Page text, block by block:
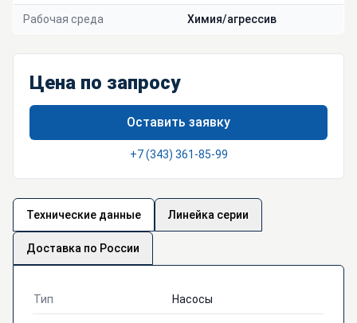
Рабочая среда Химия/агрессив
Цена по запросу
Оставить заявку
+7 (343) 361-85-99
Технические данные Линейка серии
Доставка по России
Тип Насосы